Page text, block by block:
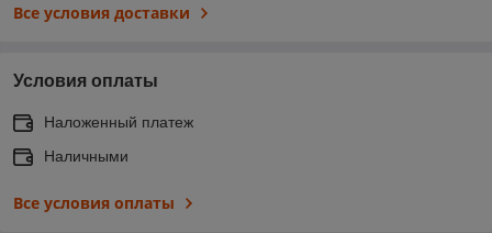
Все условия доставки
Условия оплаты
Наложенный платеж
Наличными
Все условия оплаты